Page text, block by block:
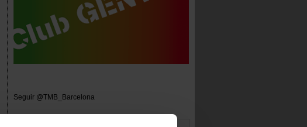
Seguir @TMB_Barcelona